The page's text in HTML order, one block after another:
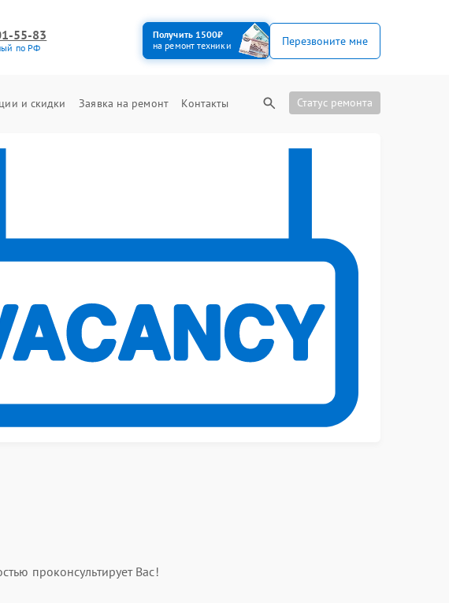
55-83
по РФ
Получить 1500₽
на ремонт техники
Перезвоните мне
и скидки Заявка на ремонт Контакты Статус ремонта
проконсультирует Вас!